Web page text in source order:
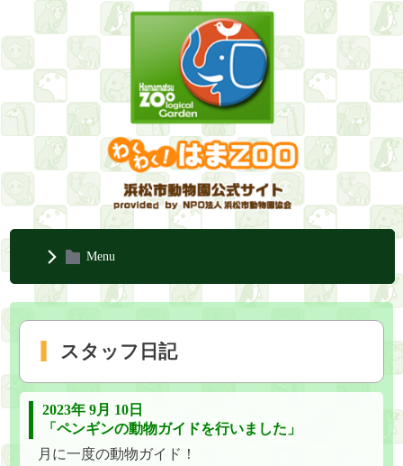
Menu
スタッフ日記
2023年 9月 10日
「ペンギンの動物ガイドを行いました」
月に一度の動物ガイド！